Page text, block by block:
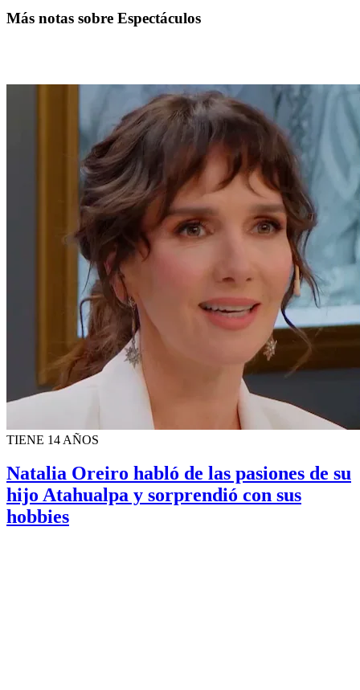
Más notas sobre Espectáculos
TIENE 14 AÑOS
Natalia Oreiro habló de las pasiones de su
hijo Atahualpa y sorprendió con sus
hobbies